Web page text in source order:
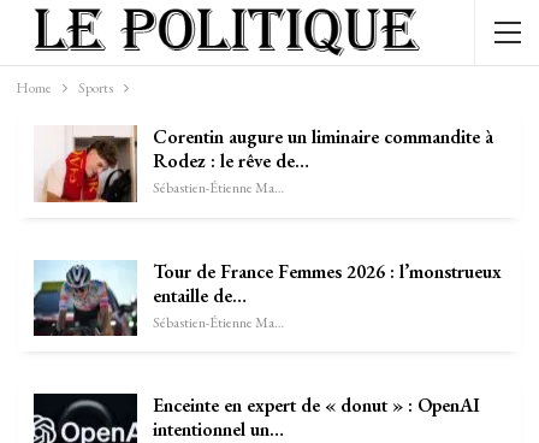
Home Sports
Corentin augure un liminaire commandite à
Rodez : le rêve de…
Sébastien-Étienne Marechal
Tour de France Femmes 2026 : l’monstrueux
entaille de…
Sébastien-Étienne Marechal
Enceinte en expert de « donut » : OpenAI
intentionnel un…